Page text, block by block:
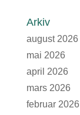
Arkiv
august 2026
mai 2026
april 2026
mars 2026
februar 2026